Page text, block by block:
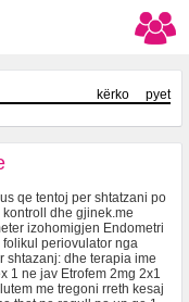
kërko pyet
qe tentoj per shtatzani po
dhe gjinek.me
izohomigjen Endometri
periovulator nga
shtazanj: dhe terapia ime
1 ne jav Etrofem 2mg 2x1
me tregoni rreth kesaj